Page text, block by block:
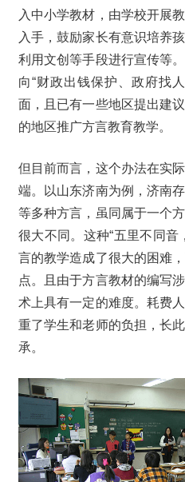
入中小学教材，由学校开展
入手，鼓励家长有意识培养
利用文创等手段进行宣传等
向“财政出钱保护、政府找
面，且已有一些地区提出建
的地区推广方言教育教学。
但目前而言，这个办法在实
端。以山东济南为例，济南
等多种方言，虽同属于一个
很大不同。这种“五里不同音
言的教学造成了很大的困难
点。且由于方言教材的编写
术上具有一定的难度。耗费
重了学生和老师的负担，长
承。